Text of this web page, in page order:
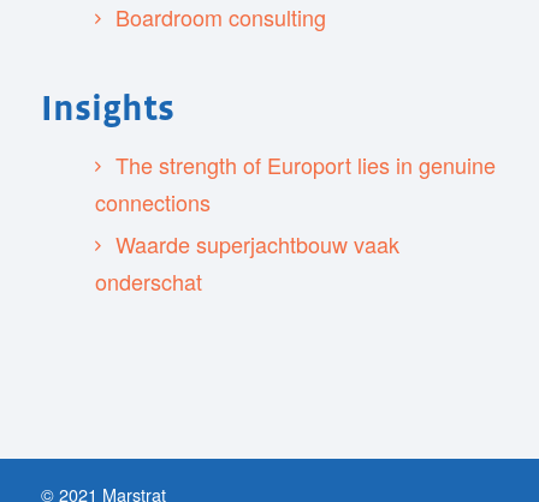
Boardroom consulting
Insights
The strength of Europort lies in genuine
connections
Waarde superjachtbouw vaak
onderschat
© 2021 Marstrat